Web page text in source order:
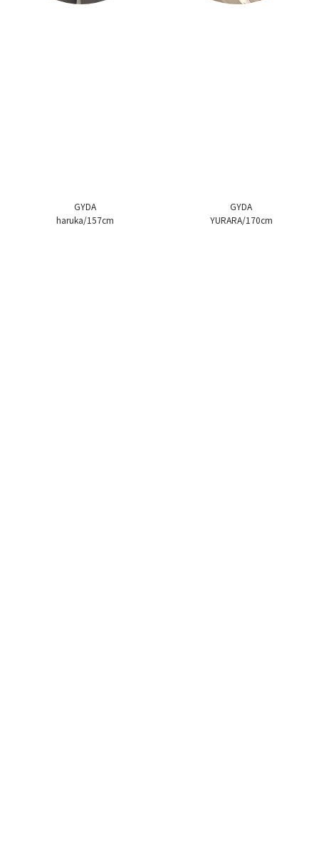
GYDA
haruka/157cm
GYDA
YURARA/170cm